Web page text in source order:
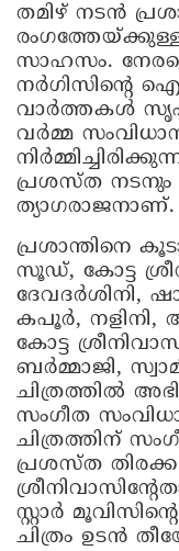
തമിഴ് നടൻ
സാഹസം.
നർഗിസിന്റെ
വാർത്തകൾ
വർമ്മ
പ്രശസ്ത
ത്യാഗരാജനാണ്.
പ്രശാന്തിനെ
സൂഡ്, കോട്ട
ദേവദർശിനി,
കപൂർ,
കോട്ട
ബർമ്മാജി,
ചിത്രത്തിൽ
സംഗീത
ചിത്രത്തിന്
പ്രശസ്ത
സ്റ്റാർ
ചിത്രം ഉടൻ